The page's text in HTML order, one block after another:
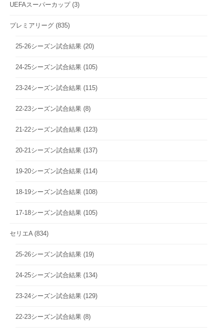
UEFAスーパーカップ(3)
プレミアリーグ (835)
25-26シーズン試合結果 (20)
24-25シーズン試合結果 (105)
23-24シーズン試合結果 (115)
22-23シーズン試合結果 (8)
21-22シーズン試合結果 (123)
20-21シーズン試合結果 (137)
19-20シーズン試合結果 (114)
18-19シーズン試合結果 (108)
17-18シーズン試合結果 (105)
セリエA (834)
25-26シーズン試合結果 (19)
24-25シーズン試合結果 (134)
23-24シーズン試合結果 (129)
22-23シーズン試合結果 (8)